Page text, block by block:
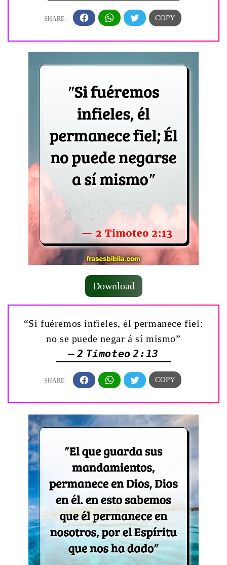
Download
“Si fuéremos infieles, él permanece fiel:
no se puede negar á sí mismo”
— 2 Timoteo 2:13